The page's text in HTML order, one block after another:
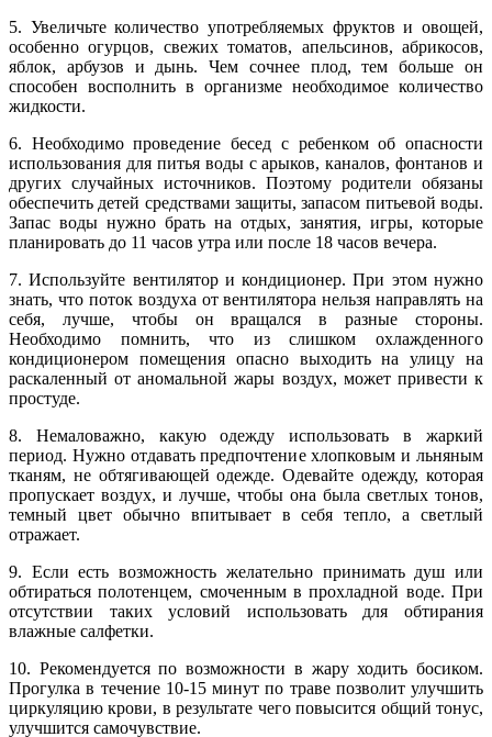
5. Увеличьте количество употребляемых фруктов и овощей,
особенно огурцов, свежих томатов, апельсинов, абрикосов,
яблок, арбузов и дынь. Чем сочнее плод, тем больше он
способен восполнить в организме необходимое количество
жидкости.
6. Необходимо проведение бесед с ребенком об опасности
использования для питья воды с арыков, каналов, фонтанов и
других случайных источников. Поэтому родители обязаны
обеспечить детей средствами защиты, запасом питьевой воды.
Запас воды нужно брать на отдых, занятия, игры, которые
планировать до 11 часов утра или после 18 часов вечера.
7. Используйте вентилятор и кондиционер. При этом нужно
знать, что поток воздуха от вентилятора нельзя направлять на
себя, лучше, чтобы он вращался в разные стороны.
Необходимо помнить, что из слишком охлажденного
кондиционером помещения опасно выходить на улицу на
раскаленный от аномальной жары воздух, может привести к
простуде.
8. Немаловажно, какую одежду использовать в жаркий
период. Нужно отдавать предпочтение хлопковым и льняным
тканям, не обтягивающей одежде. Одевайте одежду, которая
пропускает воздух, и лучше, чтобы она была светлых тонов,
темный цвет обычно впитывает в себя тепло, а светлый
отражает.
9. Если есть возможность желательно принимать душ или
обтираться полотенцем, смоченным в прохладной воде. При
отсутствии таких условий использовать для обтирания
влажные салфетки.
10. Рекомендуется по возможности в жару ходить босиком.
Прогулка в течение 10-15 минут по траве позволит улучшить
циркуляцию крови, в результате чего повысится общий тонус,
улучшится самочувствие.